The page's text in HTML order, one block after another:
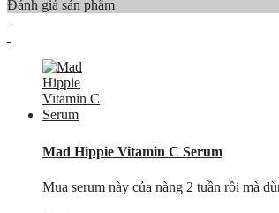
Đánh giá sản phẩm
Mad Hippie Vitamin C Serum
Mua serum này của nàng 2 tuần rồi mà